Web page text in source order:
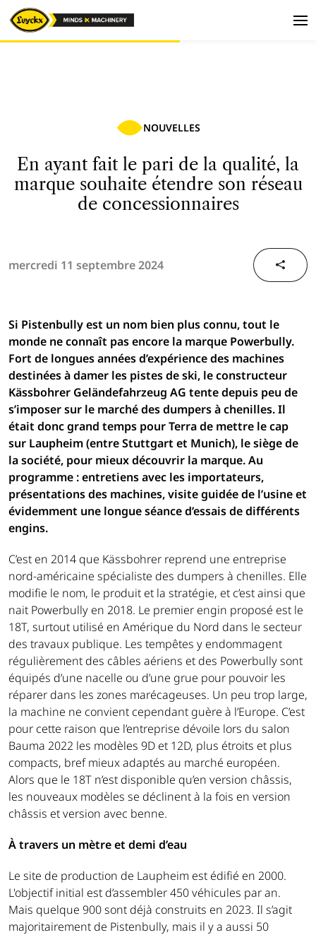
NOUVELLES
En ayant fait le pari de la qualité, la
marque souhaite étendre son réseau
de concessionnaires
mercredi 11 septembre 2024
Si Pistenbully est un nom bien plus connu, tout le
monde ne connaît pas encore la marque Powerbully.
Fort de longues années d’expérience des machines
destinées à damer les pistes de ski, le constructeur
Kässbohrer Geländefahrzeug AG tente depuis peu de
s’imposer sur le marché des dumpers à chenilles. Il
était donc grand temps pour Terra de mettre le cap
sur Laupheim (entre Stuttgart et Munich), le siège de
la société, pour mieux découvrir la marque. Au
programme : entretiens avec les importateurs,
présentations des machines, visite guidée de l’usine et
évidemment une longue séance d’essais de différents
engins.
C’est en 2014 que Kässbohrer reprend une entreprise
nord-américaine spécialiste des dumpers à chenilles. Elle
modifie le nom, le produit et la stratégie, et c’est ainsi que
nait Powerbully en 2018. Le premier engin proposé est le
18T, surtout utilisé en Amérique du Nord dans le secteur
des travaux publique. Les tempêtes y endommagent
régulièrement des câbles aériens et des Powerbully sont
équipés d’une nacelle ou d’une grue pour pouvoir les
réparer dans les zones marécageuses. Un peu trop large,
la machine ne convient cependant guère à l’Europe. C’est
pour cette raison que l’entreprise dévoile lors du salon
Bauma 2022 les modèles 9D et 12D, plus étroits et plus
compacts, bref mieux adaptés au marché européen.
Alors que le 18T n’est disponible qu’en version châssis,
les nouveaux modèles se déclinent à la fois en version
châssis et version avec benne.
À travers un mètre et demi d’eau
Le site de production de Laupheim est édifié en 2000.
L'objectif initial est d’assembler 450 véhicules par an.
Mais quelque 900 sont déjà construits en 2023. Il s’agit
majoritairement de Pistenbully, mais il y a aussi 50